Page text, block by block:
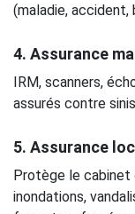
(maladie, accident,
4. Assurance
IRM, scanners,
assurés contre
5. Assurance
Protège le cabinet
inondations,